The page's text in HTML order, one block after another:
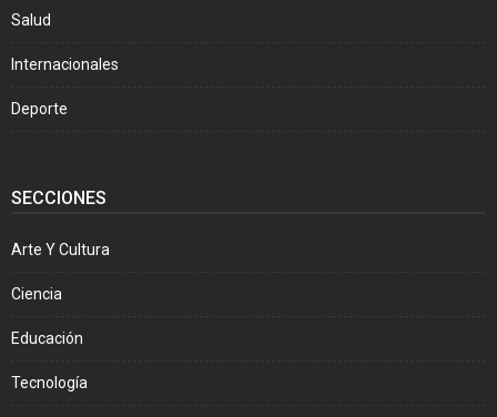
Salud
Internacionales
Deporte
SECCIONES
Arte Y Cultura
Ciencia
Educación
Tecnología